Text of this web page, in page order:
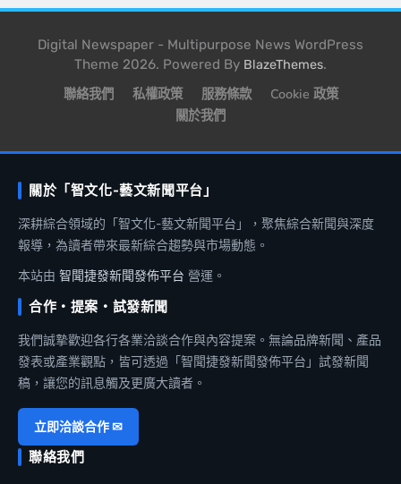
Digital Newspaper - Multipurpose News WordPress
Theme 2026. Powered By BlazeThemes.
聯絡我們 私權政策 服務條款
Cookie 政策
關於我們
關於「智文化-藝文新聞平台」
深耕綜合領域的「智文化-藝文新聞平台」，聚焦綜合新聞與深度
報導，為讀者帶來最新綜合趨勢與市場動態。
本站由 智聞捷發新聞發佈平台 營運。
合作・提案・試發新聞
我們誠摯歡迎各行各業洽談合作與內容提案。無論品牌新聞、產品
發表或產業觀點，皆可透過「智聞捷發新聞發佈平台」試發新聞
稿，讓您的訊息觸及更廣大讀者。
立即洽談合作 ✉
聯絡我們